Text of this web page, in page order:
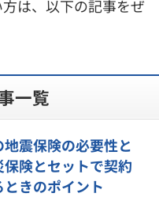
は、以下の記事をぜ
一覧
震保険の必要性と
保険とセットで契約
きのポイント